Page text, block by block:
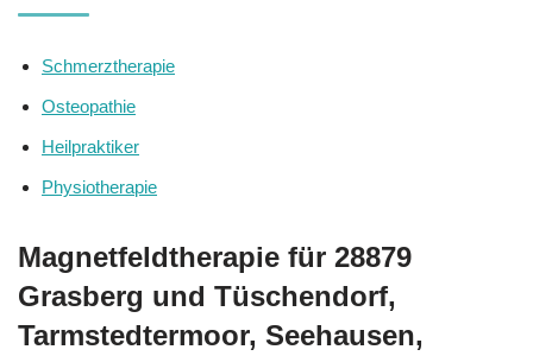
Schmerztherapie
Osteopathie
Heilpraktiker
Physiotherapie
Magnetfeldtherapie für 28879
Grasberg und Tüschendorf,
Tarmstedtermoor, Seehausen,